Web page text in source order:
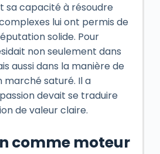
sa capacité à résoudre
lui ont permis de
solide. Pour
non seulement dans
aussi dans la manière de
marché saturé. Il a
devait se traduire
de valeur claire.
comme moteur